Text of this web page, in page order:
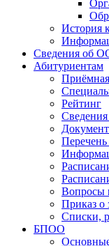
История
Сведения об
Абитуриентам
Рейтинг
Сведения
Вопросы
Приказ о
Списки,
БПОО